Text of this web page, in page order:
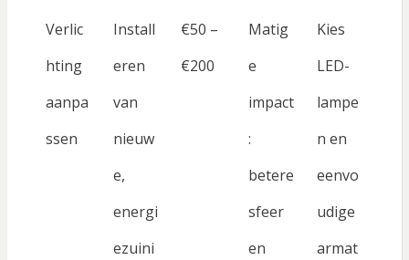
Verlic
hting
aanpa
ssen
Install
eren
van
nieuw
e,
energi
ezuini
€50 –
€200
Matig
e
impact
:
betere
sfeer
en
Kies
LED-
lampe
n en
eenvo
udige
armat